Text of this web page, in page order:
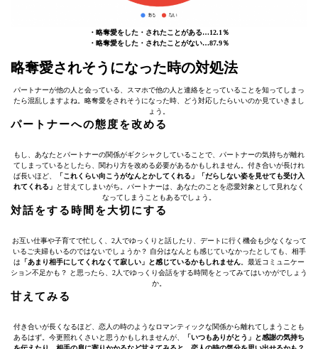
・略奪愛をした・されたことがある…12.1％
・略奪愛をした・されたことがない…87.9％
略奪愛されそうになった時の対処法
パートナーが他の人と会っている、スマホで他の人と連絡をとっていることを知ってしまっ
たら混乱しますよね。略奪愛をされそうになった時、どう対応したらいいのか見ていきまし
ょう。
パートナーへの態度を改める
もし、あなたとパートナーの関係がギクシャクしていることで、パートナーの気持ちが離れ
てしまっているとしたら、関わり方を改める必要があるかもしれません。付き合いが長けれ
ば長いほど、
「これくらい向こうがなんとかしてくれる」「だらしない姿を見せても受け入
れてくれる」
と甘えてしまいがち。パートナーは、あなたのことを恋愛対象として見れなく
なってしまうこともあるでしょう。
対話をする時間を大切にする
お互い仕事や子育てで忙しく、2人でゆっくりと話したり、デートに行く機会も少なくなって
いるご夫婦もいるのではないでしょうか？ 自分はなんとも感じていなかったとしても、相手
は 「あまり相手にしてくれなくて寂しい」と感じているかもしれません 。最近コミュニケー
ション不足かも？ と思ったら、2人でゆっくり会話をする時間をとってみてはいかがでしょう
か。
甘えてみる
付き合いが長くなるほど、恋人の時のようなロマンティックな関係から離れてしまうことも
あるはず。今更照れくさいと思うかもしれませんが、
「いつもありがとう」と感謝の気持ち